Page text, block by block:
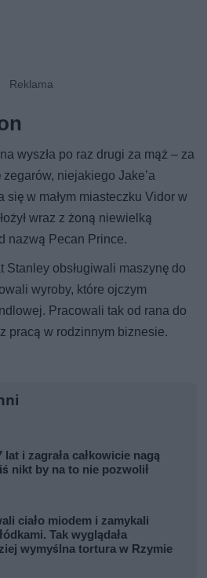
wyszła po raz drugi za mąż – za
niejakiego Jake’a
się w małym miasteczku Vidor w
wraz z żoną niewielką
nazwą Pecan Prince.
Stanley obsługiwali maszynę do
wyroby, które ojczym
Pracowali tak od rana do
pracą w rodzinnym biznesie.
lat i zagrała całkowicie nagą
nikt by na to nie pozwolił
ciało miodem i zamykali
Tak wyglądała
wymyślna tortura w Rzymie